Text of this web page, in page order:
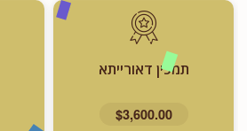
תמכין דאורייתא
$3,600.00